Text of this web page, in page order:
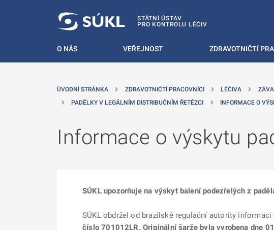
STÁTNÍ ÚSTAV
PRO KONTROLU LÉČIV
O NÁS VEŘEJNOST ZDRAVOTNIČTÍ
ÚVODNÍ STRÁNKA ZDRAVOTNIČTÍ PRACOVNÍCI LÉČIVA
PADĚLKY V LEGÁLNÍM DISTRIBUČNÍM ŘETĚZCI
INFORMACE O
Informace o výskytu
SÚKL upozorňuje na výskyt balení podezřelých z
SÚKL obdržel od brazilské regulační autority
číslo 701012LR. Originální šarže byla vyrobena dne